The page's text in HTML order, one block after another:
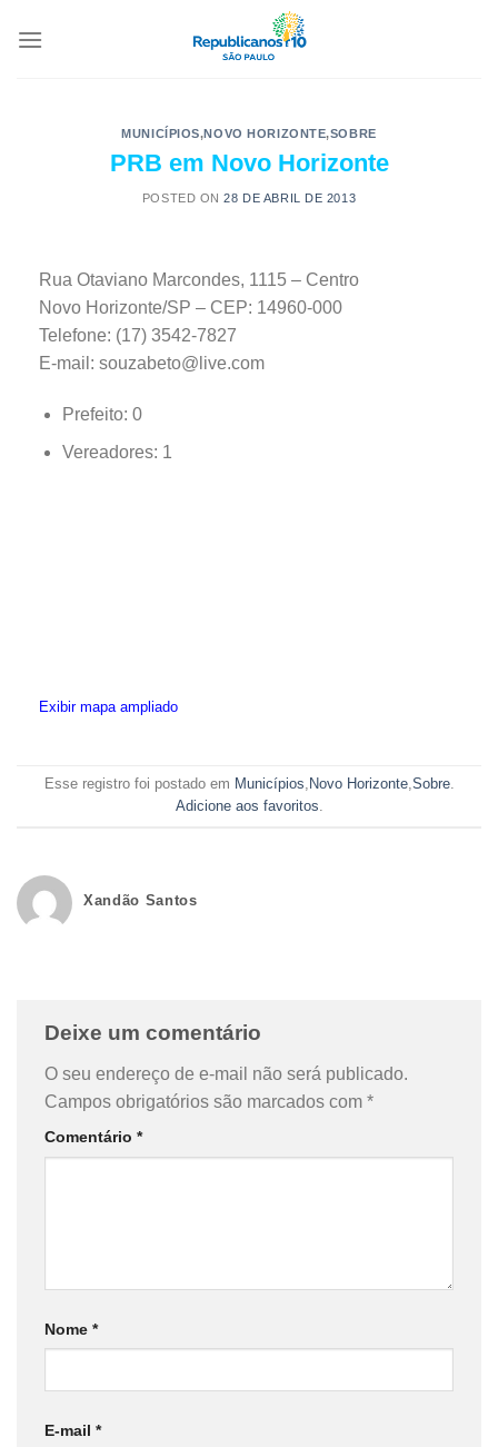
MUNICÍPIOS,NOVO HORIZONTE,SOBRE
PRB em Novo Horizonte
POSTED ON28 DE ABRIL DE 2013
Rua Otaviano Marcondes, 1115 – Centro
Novo Horizonte/SP – CEP: 14960-000
Telefone: (17) 3542-7827
E-mail: souzabeto@live.com
Prefeito: 0
Vereadores: 1
Exibir mapa ampliado
Esse registro foi postado em Municípios, Novo Horizonte,Sobre.
Adicione aos favoritos.
Xandão Santos
Deixe um comentário
O seu endereço de e-mail não será publicado.
Campos obrigatórios são marcados com *
Comentário *
Nome *
E-mail *